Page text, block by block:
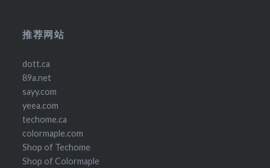
推荐网站
dott.ca
89a.net
sayy.com
yeea.com
techome.ca
colormaple.com
Shop of Techome
Shop of Colormaple